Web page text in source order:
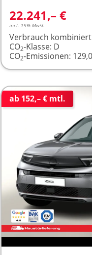
22.241,– €
incl. 19% MwSt.
Verbrauch
CO2-Klasse: D
CO2-Emissionen:
ab 152,– € mtl.